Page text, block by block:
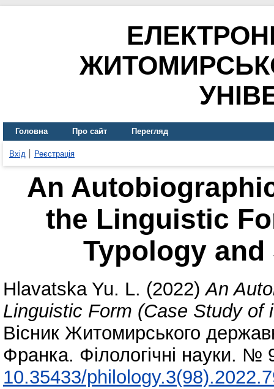
Головна Про сайт Перегляд
Вхід Реєстрація
An
the Linguistic
Typology
Hlavatska Yu. L. (2022)An
Linguistic Form (Case Study
Вісник Житомирського
Франка. Філологічні науки.
10.35433/